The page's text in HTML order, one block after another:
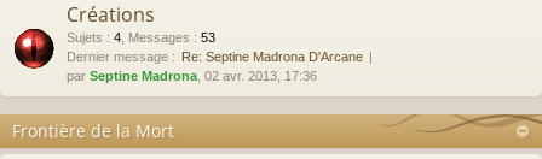
Créations
Sujets : 4 Messages : 53
Dernier message : Re: Septine Madrona D'Arcane
par Septine Madrona , 02 avr. 2013, 17:36
Frontière de la Mort